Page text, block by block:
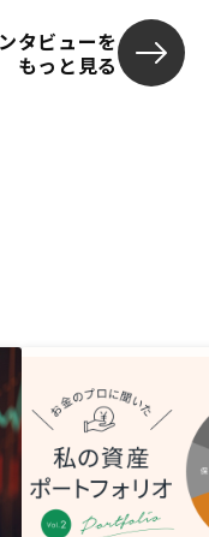
タビューを
もっと見る